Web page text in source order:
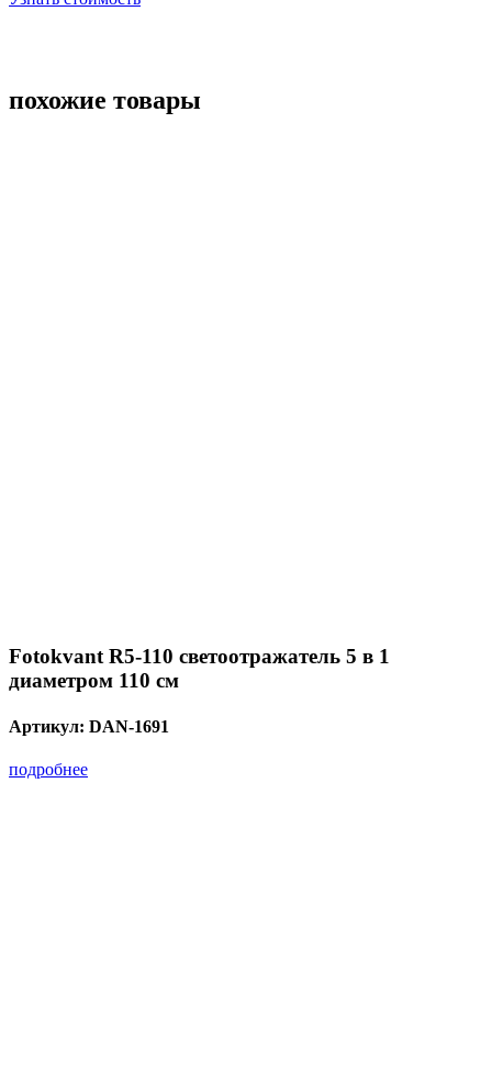
похожие товары
Fotokvant R5-110 светоотражатель 5 в 1
диаметром 110 см
Артикул: DAN-1691
подробнее